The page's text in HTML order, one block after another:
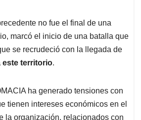
no fue el final de una
marcó el inicio de una batalla que
se recrudeció con la llegada de
este territorio.
ha generado tensiones con
tienen intereses económicos en el
la organización, relacionados con